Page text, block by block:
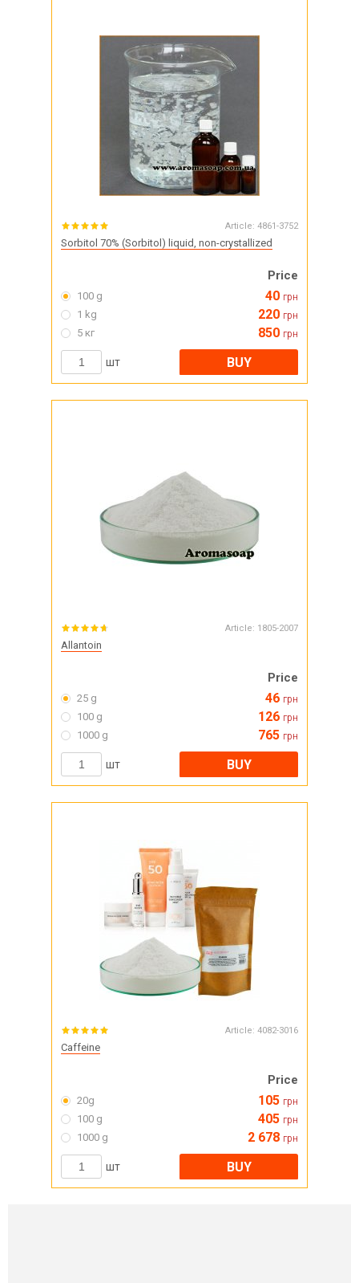
Article: 4861-3752
Sorbitol 70% (Sorbitol) liquid, non-crystallized
Price
100 g 40 грн
1 kg 220 грн
5 кг 850 грн
шт BUY
Article: 1805-2007
Allantoin
Price
25 g 46 грн
100 g 126 грн
1000 g 765 грн
шт BUY
Article: 4082-3016
Caffeine
Price
20g 105 грн
100 g 405 грн
1000 g 2 678 грн
шт BUY